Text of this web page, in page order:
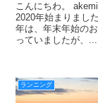
こんにちわ。
2020年始まりまし
年は、年末年始の
っていましたが、...
ランニング